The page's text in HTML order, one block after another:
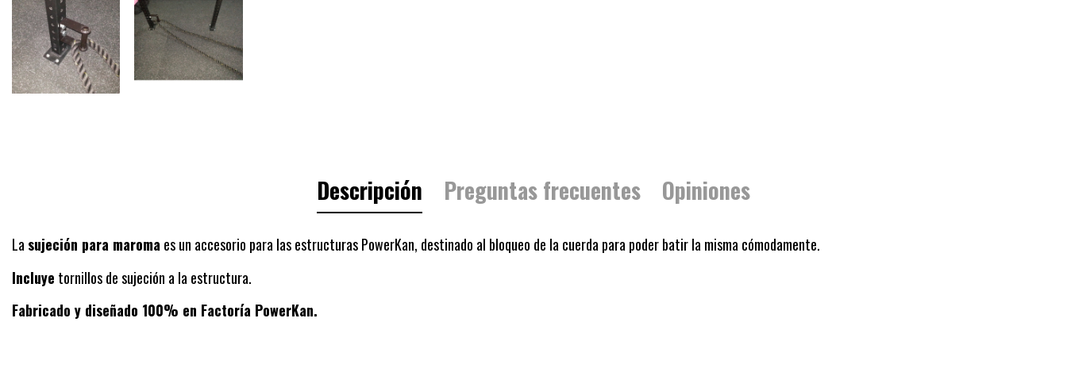
Descripción Preguntas frecuentes Opiniones
La sujeción para maroma es un accesorio para lasestructurasPowerKan, destinado al bloqueo de la cuerda para poder batir la misma cómodamente.
Incluye tornillos de sujeción a la estructura.
Fabricado y diseñado 100% en Factoría PowerKan.